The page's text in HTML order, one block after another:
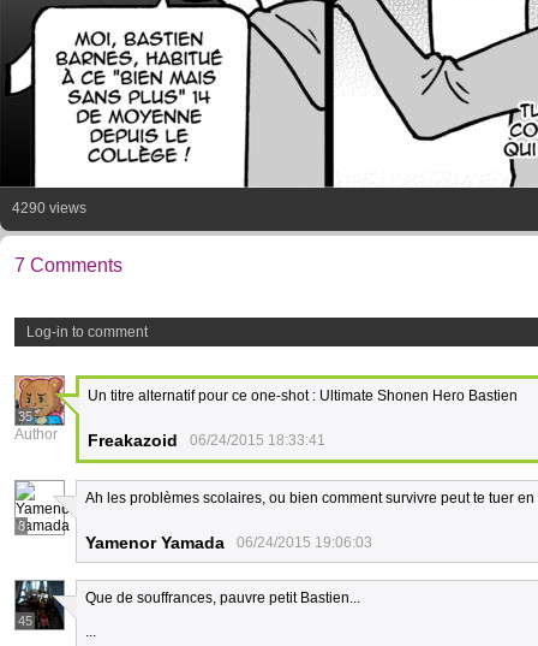
4290 views
7 Comments
Log-in to comment
35
Author
Un titre alternatif pour ce one-shot : Ultimate Shonen Hero Bastien
Freakazoid 06/24/2015 18:33:41
8
Ah les problèmes scolaires, ou bien comment survivre peut te tuer
Yamenor Yamada 06/24/2015 19:06:03
45
Que de souffrances, pauvre petit Bastien...
...